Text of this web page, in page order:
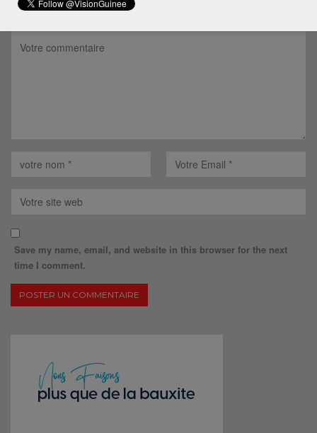
Votre adresse email ne sera pas publiée.
Save my name, email, and website in this browser for the next
time I comment.